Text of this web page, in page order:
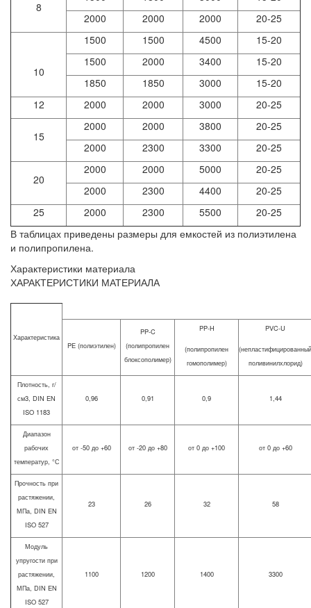
8
2000
2000 2000 20-25
10
1500 1500 4500
15-20
1500
2000 3400
15-20
1850
1850 3000
15-20
12
2000 2000 3000 20-25
15
2000 2000 3800
20-25
2000
2300 3300 20-25
20
2000 2000 5000
20-25
2000
2300 4400
20-25
25
2000 2300 5500
20-25
В таблицах приведены размеры для емкостей из полиэтилена
и полипропилена.
Характеристики материала
ХАРАКТЕРИСТИКИ МАТЕРИАЛА
Характеристика
PE (полиэтилен)
PP-C
(полипропилен
блоксополимер)
PP-H
(полипропилен
гомополимер)
PVC-U
(непластифицированный
поливинилхлорид)
Плотность, г/
см3, DIN EN
ISO 1183
0,96 0,91 0,9 1,44
Диапазон
рабочих
температур, °С
от -50 до +60 от -20 до +80 от 0 до +100 от 0 до +60
Прочность при
растяжении,
МПа, DIN EN
ISO 527
23 26 32 58
Модуль
упругости при
растяжении,
МПа, DIN EN
ISO 527
1100 1200 1400 3300